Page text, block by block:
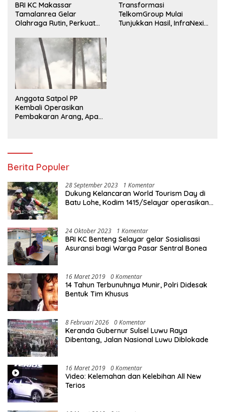
BRI KC Makassar
Tamalanrea Gelar
Olahraga Rutin, Perkuat
Kerja Sehat
Transformasi
TelkomGroup Mulai
Tunjukkan Hasil, InfraNexia
Anggota Satpol PP
Kembali Operasikan
Pembakaran Arang, Apa
Berita Populer
28 September 2023 1 Komentar
Dukung Kelancaran World Tourism Day di
Batu Lohe, Kodim 1415/Selayar operasikan
24 Oktober 2023 1 Komentar
BRI KC Benteng Selayar gelar Sosialisasi
Asuransi bagi Warga Pasar Sentral Bonea
16 Maret 2019 0 Komentar
14 Tahun Terbunuhnya Munir, Polri Didesak
Bentuk Tim Khusus
8 Februari 2026 0 Komentar
Keranda Gubernur Sulsel Luwu Raya
Dibentang, Jalan Nasional Luwu Diblokade
16 Maret 2019 0 Komentar
Video: Kelemahan dan Kelebihan All New
Terios